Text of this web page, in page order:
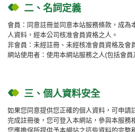
二、名詞定義
會員：同意註冊並同意本站服務條款，成為
人資料，經本公司核准會員資格之人。
非會員：未經註冊、未經核准會員資格及會
網站使用者：使用本網站服務之人(包括會員
三、個人資料安全
如果您同意提供您正確的個人資料，可申請
完成註冊後，您可登入本網站，參與本服務
您應擔保所提供予本網站之這些資料的完整